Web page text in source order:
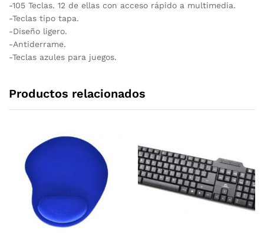
-105 Teclas. 12 de ellas con acceso rápido a multimedia.
-Teclas tipo tapa.
-Diseño ligero.
-Antiderrame.
-Teclas azules para juegos.
Productos relacionados